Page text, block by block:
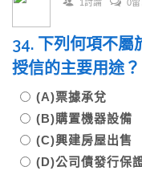
1討論 0留
34. 下列何項不屬
授信的主要用途？
(A)票據承兌
(B)購置機器設備
(C)興建房屋出售
(D)公司債發行保